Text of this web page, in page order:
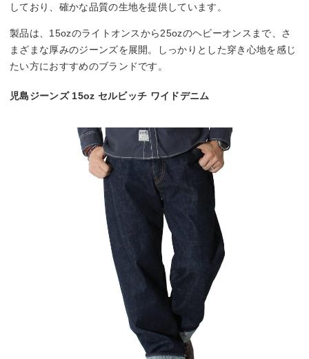
しており、確かな品質の生地を提供しています。
製品は、15ozのライトオンスから25ozのヘビーオンスまで、さ
まざまな厚みのジーンズを展開。しっかりとした穿き心地を感じ
たい方におすすめのブランドです。
児島ジーンズ 15oz セルビッチ ワイドデニム